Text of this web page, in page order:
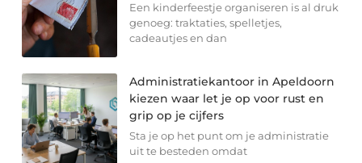
Een kinderfeestje organiseren is al druk
genoeg: traktaties, spelletjes,
cadeautjes en dan
Administratiekantoor in Apeldoorn
kiezen waar let je op voor rust en
grip op je cijfers
Sta je op het punt om je administratie
uit te besteden omdat